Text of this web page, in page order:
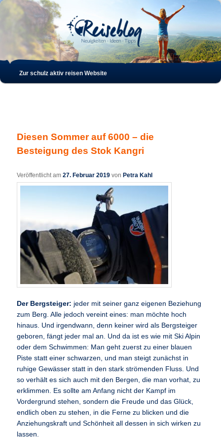
Hauptmenü
Zum
Zum
wechseln
Zur schulz aktiv reisen Website
Diesen Sommer auf 6000 – die
Besteigung des Stok Kangri
Veröffentlicht am27. Februar 2019 vonPetra Kahl
Der Bergsteiger: jeder mit seiner ganz eigenen Beziehung
zum Berg. Alle jedoch vereint eines: man möchte hoch
hinaus. Und irgendwann, denn keiner wird als Bergsteiger
geboren, fängt jeder mal an. Und da ist es wie mit Ski Alpin
oder dem Schwimmen: Man geht zuerst zu einer blauen
Piste statt einer schwarzen, und man steigt zunächst in
ruhige Gewässer statt in den stark strömenden Fluss. Und
so verhält es sich auch mit den Bergen, die man vorhat, zu
erklimmen. Es sollte am Anfang nicht der Kampf im
Vordergrund stehen, sondern die Freude und das Glück,
endlich oben zu stehen, in die Ferne zu blicken und die
Anziehungskraft und Schönheit all dessen in sich wirken zu
lassen.